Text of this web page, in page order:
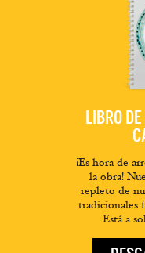
LIBRO
¡Es hora de
la obra!
repleto de
tradicionales
Está a